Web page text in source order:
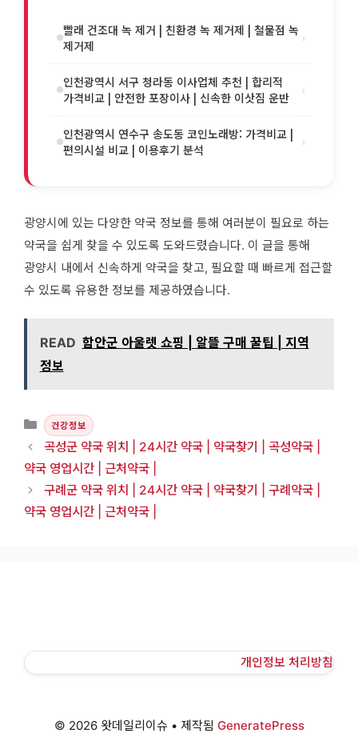
빨래 건조대 녹 제거 | 친환경 녹 제거제 | 철물점 녹
제거제
›
인천광역시 서구 청라동 이사업체 추천 | 합리적
가격비교 | 안전한 포장이사 | 신속한 이삿짐 운반
›
인천광역시 연수구 송도동 코인노래방: 가격비교 |
편의시설 비교 | 이용후기 분석
›
광양시에 있는 다양한 약국 정보를 통해 여러분이 필요로 하는
약국을 쉽게 찾을 수 있도록 도와드렸습니다. 이 글을 통해
광양시 내에서 신속하게 약국을 찾고, 필요할 때 빠르게 접근할
수 있도록 유용한 정보를 제공하였습니다.
READ 함안군 아울렛 쇼핑 | 알뜰 구매 꿀팁 | 지역
정보
카테고리
건강정보
곡성군 약국 위치 | 24시간 약국 | 약국찾기 | 곡성약국 |
약국 영업시간 | 근처약국 |
구례군 약국 위치 | 24시간 약국 | 약국찾기 | 구례약국 |
약국 영업시간 | 근처약국 |
개인정보 처리방침
© 2026 왓데일리이슈 • 제작됨 GeneratePress